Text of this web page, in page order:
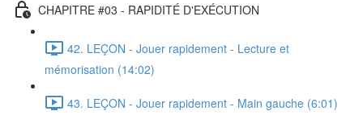
CHAPITRE #03 - RAPIDITÉ D'EXÉCUTION
42. LEÇON - Jouer rapidement - Lecture et
mémorisation (14:02)
43. LEÇON - Jouer rapidement - Main gauche (6:01)